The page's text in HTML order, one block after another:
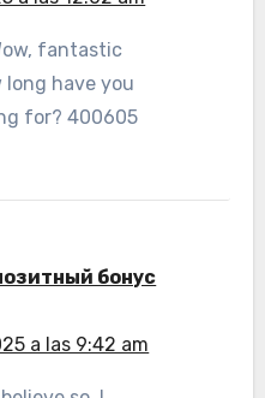
fantastic
long have you
for? 400605
бонус
a las 9:42 am